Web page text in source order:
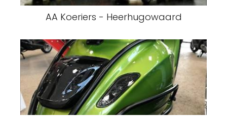
AA Koeriers - Heerhugowaard